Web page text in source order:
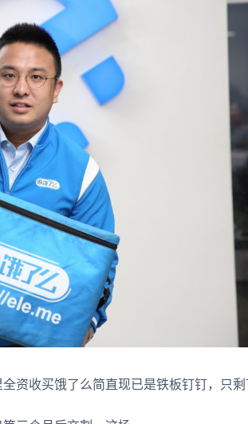
资收买饿了么简直现已是铁板钉钉，只剩